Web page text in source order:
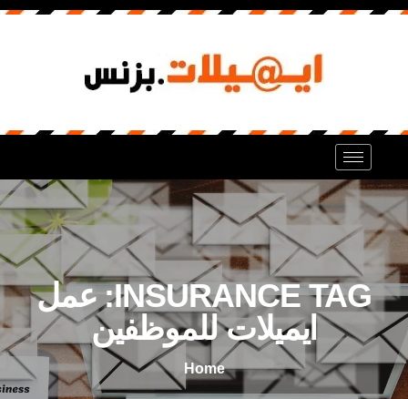
INSURANCE TAG: عمل
ايميلات للموظفين
Home